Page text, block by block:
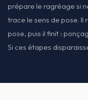
prépare le ragréage si
trace le sens de pose. Il
pose, puis il finit :
Si ces étapes